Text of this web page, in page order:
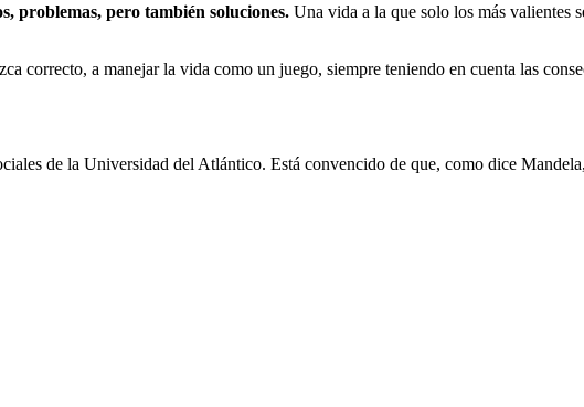
problemas, pero también soluciones. Una vida a la que solo los más valientes
correcto, a manejar la vida como un juego, siempre teniendo en cuenta las
de la Universidad del Atlántico. Está convencido de que, como dice